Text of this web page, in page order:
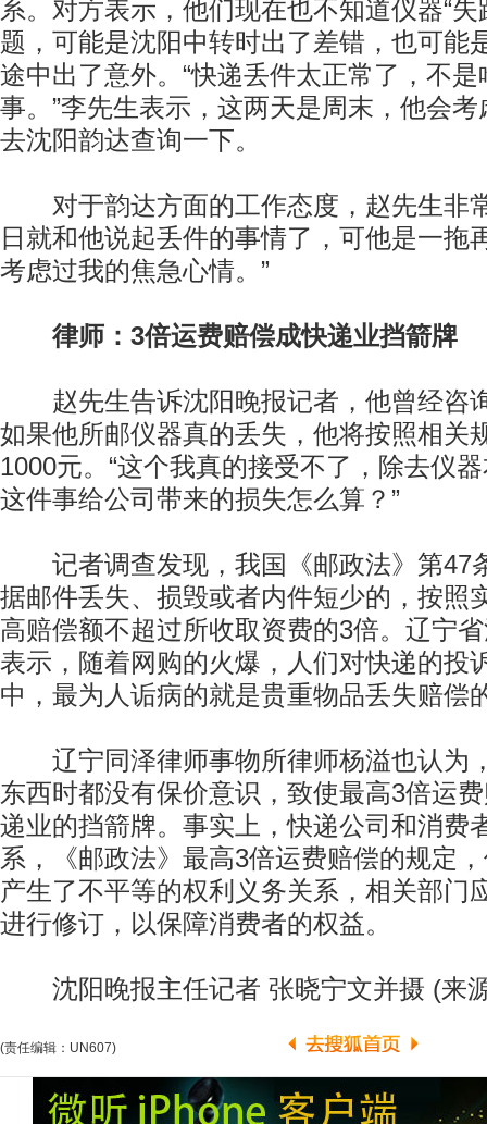
系。对方表示，他们现在也不知道仪器“
题，可能是沈阳中转时出了差错，也可能
途中出了意外。“快递丢件太正常了，不
事。”李先生表示，这两天是周末，他会
去沈阳韵达查询一下。
对于韵达方面的工作态度，赵先生非
日就和他说起丢件的事情了，可他是一拖
考虑过我的焦急心情。”
律师：3倍运费赔偿成快递业挡箭牌
赵先生告诉沈阳晚报记者，他曾经咨
如果他所邮仪器真的丢失，他将按照相关
1000元。“这个我真的接受不了，除去仪
这件事给公司带来的损失怎么算？”
记者调查发现，我国《邮政法》第47
据邮件丢失、损毁或者内件短少的，按照
高赔偿额不超过所收取资费的3倍。辽宁
表示，随着网购的火爆，人们对快递的投
中，最为人诟病的就是贵重物品丢失赔偿
辽宁同泽律师事物所律师杨溢也认为
东西时都没有保价意识，致使最高3倍运
递业的挡箭牌。事实上，快递公司和消费
系，《邮政法》最高3倍运费赔偿的规定
产生了不平等的权利义务关系，相关部门
进行修订，以保障消费者的权益。
沈阳晚报主任记者 张晓宁文并摄 (来
(责任编辑：UN607)